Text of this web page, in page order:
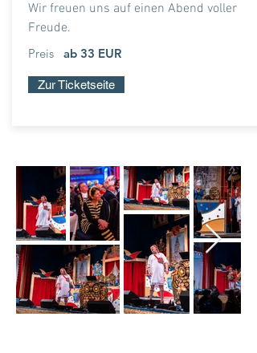
Wir freuen uns auf einen Abend voller
Freude.
ab 33 EUR
Preis
Zur Ticketseite